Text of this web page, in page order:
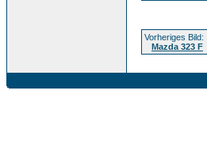
Vorheriges Bild:
Mazda 323 F